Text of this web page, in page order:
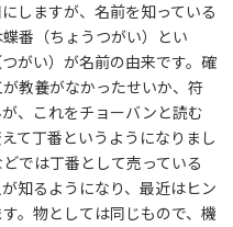
しますが、名前を知っている
番（ちょうつがい）とい
がい）が名前の由来です。確
教養がなかったせいか、符
、これをチョーバンと読む
て丁番というようになりまし
では丁番として売っている
知るようになり、最近はヒン
。物としては同じもので、機